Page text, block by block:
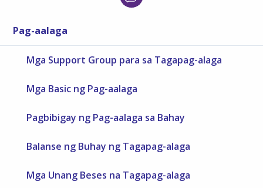
Pag-aalaga
Mga Support Group para sa Tagapag-alaga
Mga Basic ng Pag-aalaga
Pagbibigay ng Pag-aalaga sa Bahay
Balanse ng Buhay ng Tagapag-alaga
Mga Unang Beses na Tagapag-alaga